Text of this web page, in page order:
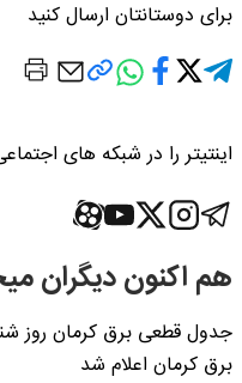
برای دوستانتان ارسال کنید
اینتیتر را در شبکه های
هم اکنون دیگران
برق کرمان اعلام شد